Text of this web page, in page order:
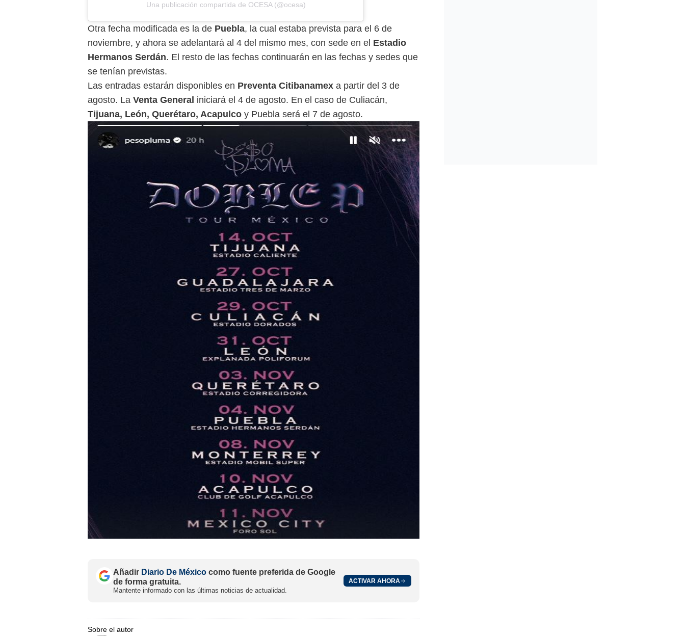
Una publicación compartida de OCESA (@ocesa)
Otra fecha modificada es la de Puebla, la cual estaba prevista para el 6 de
noviembre, y ahora se adelantará al 4 del mismo mes, con sede en el Estadio
Hermanos Serdán. El resto de las fechas continuarán en las fechas y sedes que
se tenían previstas.
Las entradas estarán disponibles en Preventa Citibanamex a partir del 3 de
agosto. La Venta General iniciará el 4 de agosto. En el caso de Culiacán,
Tijuana, León, Querétaro, Acapulco y Puebla será el 7 de agosto.
Añadir Diario De México como fuente preferida de Google
de forma gratuita.
Mantente informado con las últimas noticias de actualidad.
ACTIVAR AHORA
Sobre el autor